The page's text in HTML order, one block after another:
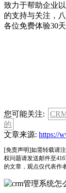
致力于帮助企业
的支持与关注，
各位免费体验30
您可能关注:
的
文章来源: https://
[免责声明]如需转载请
权问题请发送邮件至
的文章，观点仅代表作